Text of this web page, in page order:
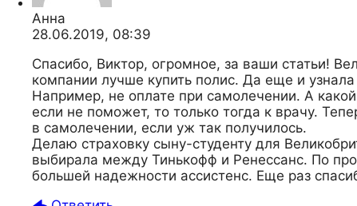
Анна
28.06.2019, 08:39
Спасибо, Виктор, огромное, за ваши статьи!
компании лучше купить полис. Да еще и
Например, не оплате при самолечении. А
если не поможет, то только тогда к врачу.
в самолечении, если уж так получилось.
Делаю страховку сыну-студенту для
выбирала между Тинькофф и Ренессанс. По
большей надежности ассистенс. Еще раз